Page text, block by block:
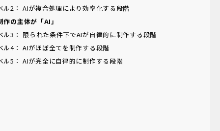
ル2： AIが複合処理により効率化する段階
作の主体が「AI」
ル3： 限られた条件下でAIが自律的に制作する段階
ル4： AIがほぼ全てを制作する段階
ル5： AIが完全に自律的に制作する段階